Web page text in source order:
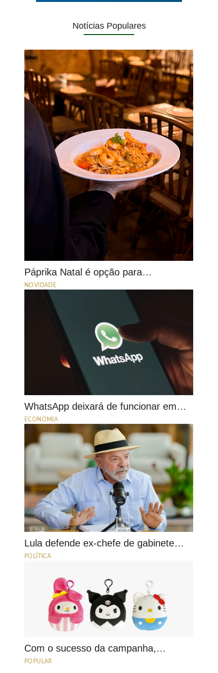
Notícias Populares
Páprika Natal é opção para…
NOVIDADE
WhatsApp deixará de funcionar em…
ECONOMIA
Lula defende ex-chefe de gabinete…
POLÍTICA
Com o sucesso da campanha,…
POPULAR